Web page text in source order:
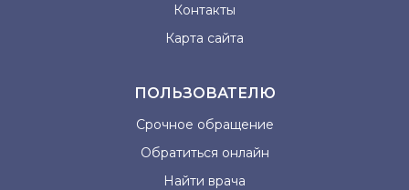
Контакты
Карта сайта
ПОЛЬЗОВАТЕЛЮ
Срочное обращение
Обратиться онлайн
Найти врача